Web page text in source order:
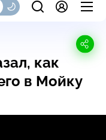
как
в Мойку